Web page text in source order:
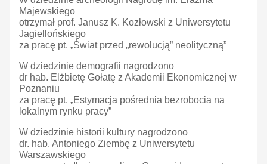
Majewskiego
otrzymał prof. Janusz K. Kozłowski z Uniwersytetu
Jagiellońskiego
za pracę pt. „Świat przed „rewolucją” neolityczną”
W dziedzinie demografii nagrodzono
dr hab. Elżbietę Gołatę z Akademii Ekonomicznej w
Poznaniu
za pracę pt. „Estymacja pośrednia bezrobocia na
lokalnym rynku pracy”
W dziedzinie historii kultury nagrodzono
dr. hab. Antoniego Ziembę z Uniwersytetu
Warszawskiego